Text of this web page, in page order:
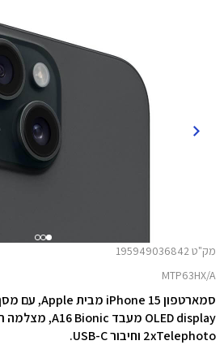
מק"ט 195949036842
MTP63HX/A
2xTelephoto וחיבור USB-C.